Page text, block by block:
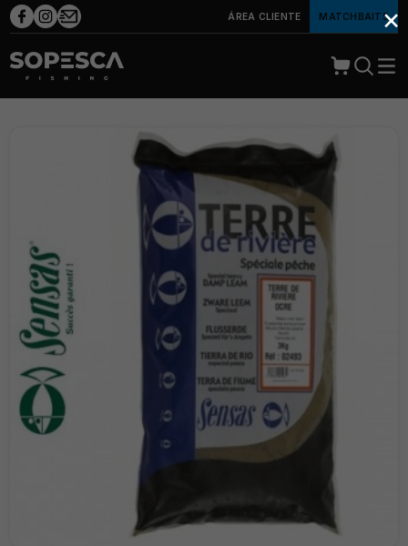
ÁREA CLIENTE MATCHBAITS×